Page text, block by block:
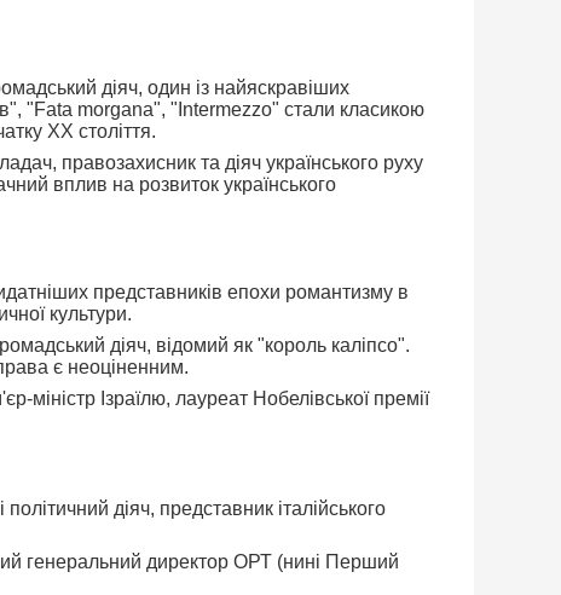
діяч, один із найяскравіших
"Fata morgana", "Intermezzo" стали класикою
XX століття.
правозахисник та діяч українського руху
вплив на розвиток українського
представників епохи романтизму в
культури.
діяч, відомий як "король каліпсо".
є неоціненним.
міністр Ізраїлю, лауреат Нобелівської премії
діяч, представник італійського
генеральний директор ОРТ (нині Перший